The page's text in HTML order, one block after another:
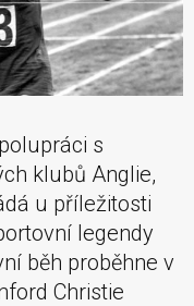
s
klubů Anglie,
u příležitosti
legendy
běh proběhne v
Christie